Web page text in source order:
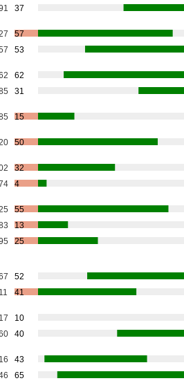
37
57
53
62
31
15
50
32
4
55
13
25
52
41
10
40
43
65